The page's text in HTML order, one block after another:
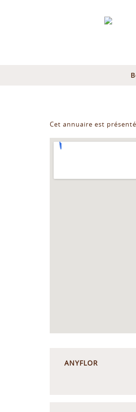
Cet annuaire est
ANYFLOR